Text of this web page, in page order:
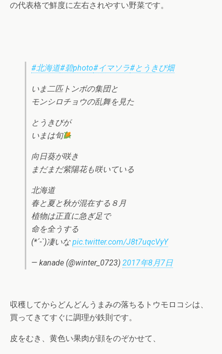
の代表格で鮮度に左右されやすい野菜です。
#北海道#碧photo#イマソラ#とうきび畑
いま二匹トンボの集団と
モンシロチョウの乱舞を見た
とうきびが
いまは旬
向日葵が咲き
まだまだ紫陽花も咲いている
北海道
春と夏と秋が混在する８月
植物は正直に急ぎ足で
命を全うする
(*´-`)凄いなpic.twitter.com/J8t7uqcVyY
— kanade (@winter_0723) 2017年8月7日
収穫してからどんどんうまみの落ちるトウモロコシは、
買ってきてすぐに調理が鉄則です。
皮をむき、黄色い果肉が顔をのぞかせて、